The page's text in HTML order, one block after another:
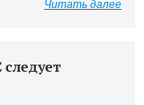
Читать далее